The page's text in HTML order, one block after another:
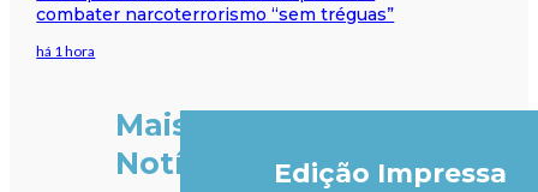
combater narcoterrorismo “sem tréguas”
há 1 hora
Mais
Notícias
Edição Impressa